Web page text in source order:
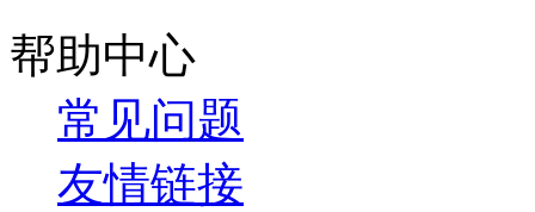
帮助中心
常见问题
友情链接